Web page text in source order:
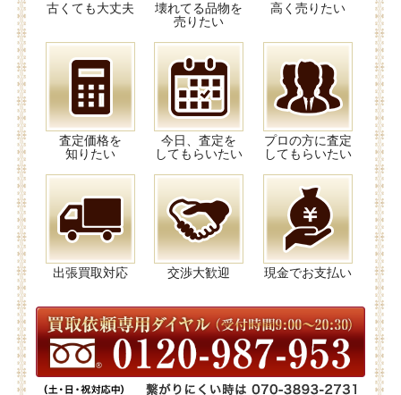
古くても大丈夫
壊れてる品物を
売りたい
高く売りたい
査定価格を
知りたい
今日、査定を
してもらいたい
プロの方に査定
してもらいたい
出張買取対応 交渉大歓迎 現金でお支払い